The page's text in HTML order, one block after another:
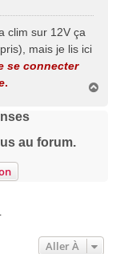
clim sur 12V ça
mais je lis ici
se connecter
.
au forum.
Aller À